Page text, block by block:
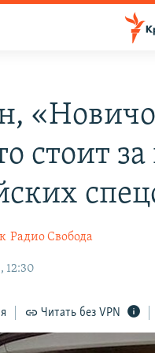
стоит
Радио Свобода
12:30
Читать без VPN